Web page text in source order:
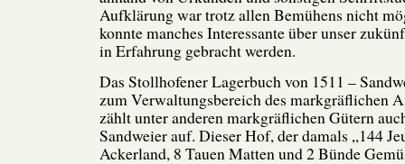
Aufklärung war trotz allen Bemühens nicht
konnte manches Interessante über unser
in Erfahrung gebracht werden.
Das Stollhofener Lagerbuch von 1511 –
zum Verwaltungsbereich des markgräflichen
zählt unter anderen markgräflichen Gütern
Sandweier auf. Dieser Hof, der damals „144
Ackerland, 8 Tauen Matten und 2 Bünde